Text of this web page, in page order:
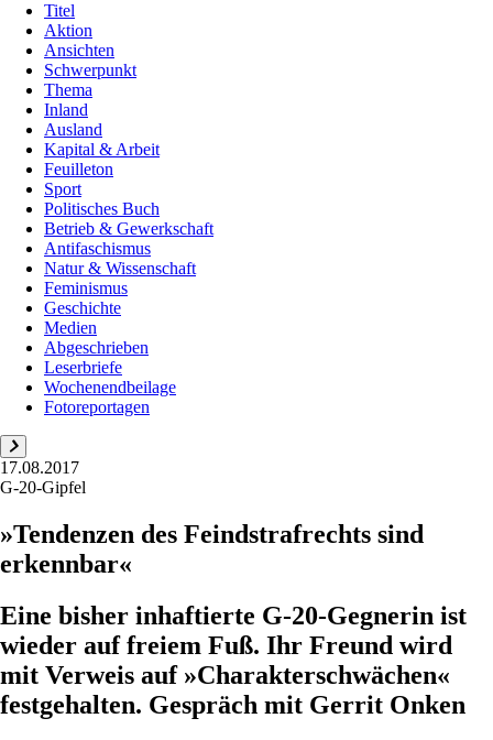
Titel
Aktion
Ansichten
Schwerpunkt
Thema
Inland
Ausland
Kapital & Arbeit
Feuilleton
Sport
Politisches Buch
Betrieb & Gewerkschaft
Antifaschismus
Natur & Wissenschaft
Feminismus
Geschichte
Medien
Abgeschrieben
Leserbriefe
Wochenendbeilage
Fotoreportagen
17.08.2017
G-20-Gipfel
»Tendenzen des Feindstrafrechts sind
erkennbar«
Eine bisher inhaftierte G-20-Gegnerin ist
wieder auf freiem Fuß. Ihr Freund wird
mit Verweis auf »Charakterschwächen«
festgehalten. Gespräch mit Gerrit Onken